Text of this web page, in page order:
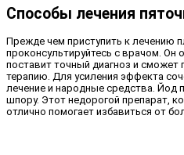
Способы лечения
Прежде чем приступить к лечению
проконсультируйтесь с врачом. Он
поставит точный диагноз и
терапию. Для усиления эффекта
лечение и народные средства. Йод
шпору. Этот недорогой препарат,
отлично помогает избавиться от